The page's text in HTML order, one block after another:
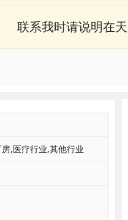
联系我时请说明在
,医疗行业,其他行业